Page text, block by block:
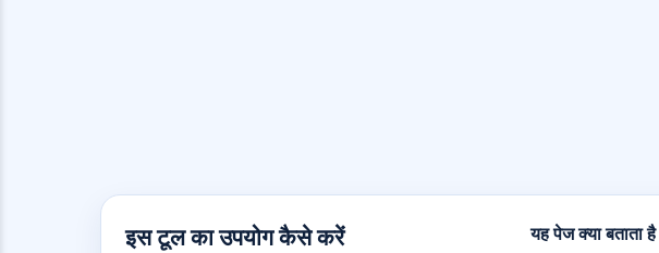
इस टूल का उपयोग कैसे करें यह पेज क्या बताता है